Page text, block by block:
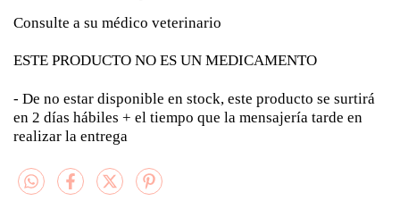
Consulte a su médico veterinario
ESTE PRODUCTO NO ES UN MEDICAMENTO
- De no estar disponible en stock, este producto se surtirá
en 2 días hábiles + el tiempo que la mensajería tarde en
realizar la entrega